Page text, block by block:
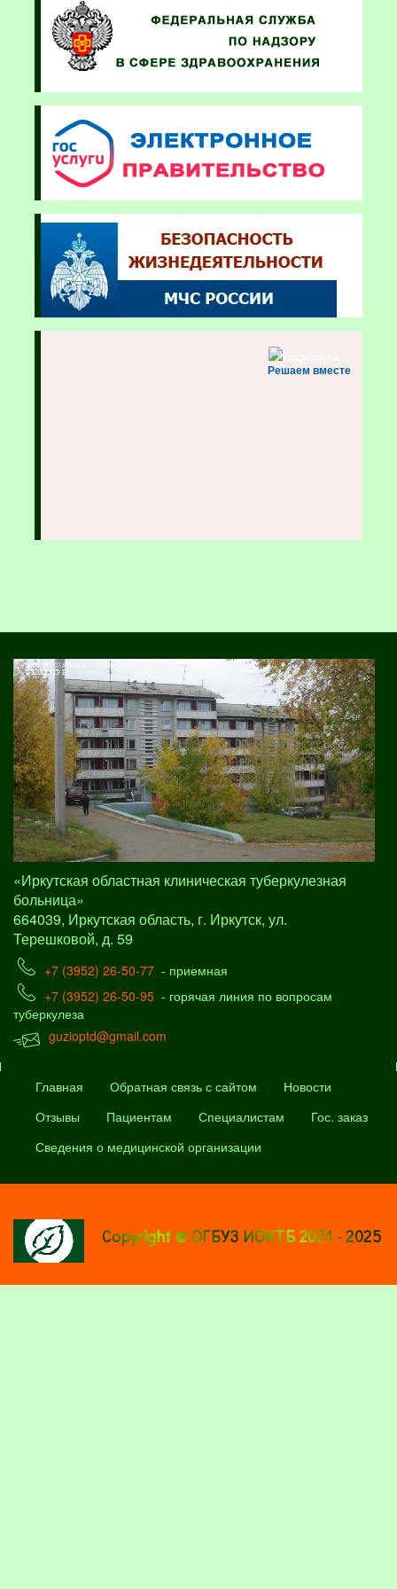
Решаем вместе
«Иркутская областная клиническая туберкулезная
больница»
664039, Иркутская область, г. Иркутск, ул.
Терешковой, д. 59
+7 (3952) 26-50-77 - приемная
+7 (3952) 26-50-95 - горячая линия по вопросам
туберкулеза
guzioptd@gmail.com
Главная Обратная связь с сайтом
Новости
Отзывы
Пациентам Специалистам
Гос. заказ
Сведения о медицинской организации
Copyright © ОГБУЗ ИОКТБ 2021 - 2025